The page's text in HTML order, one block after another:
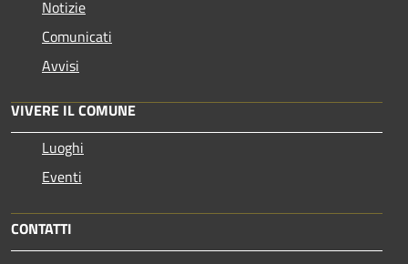
Notizie
Comunicati
Avvisi
VIVERE IL COMUNE
Luoghi
Eventi
CONTATTI